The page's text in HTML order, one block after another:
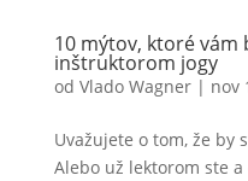
10 mýtov, ktoré vám
inštruktorom jogy
od Vlado Wagner| nov
Uvažujete o tom, že by
Alebo už lektorom ste